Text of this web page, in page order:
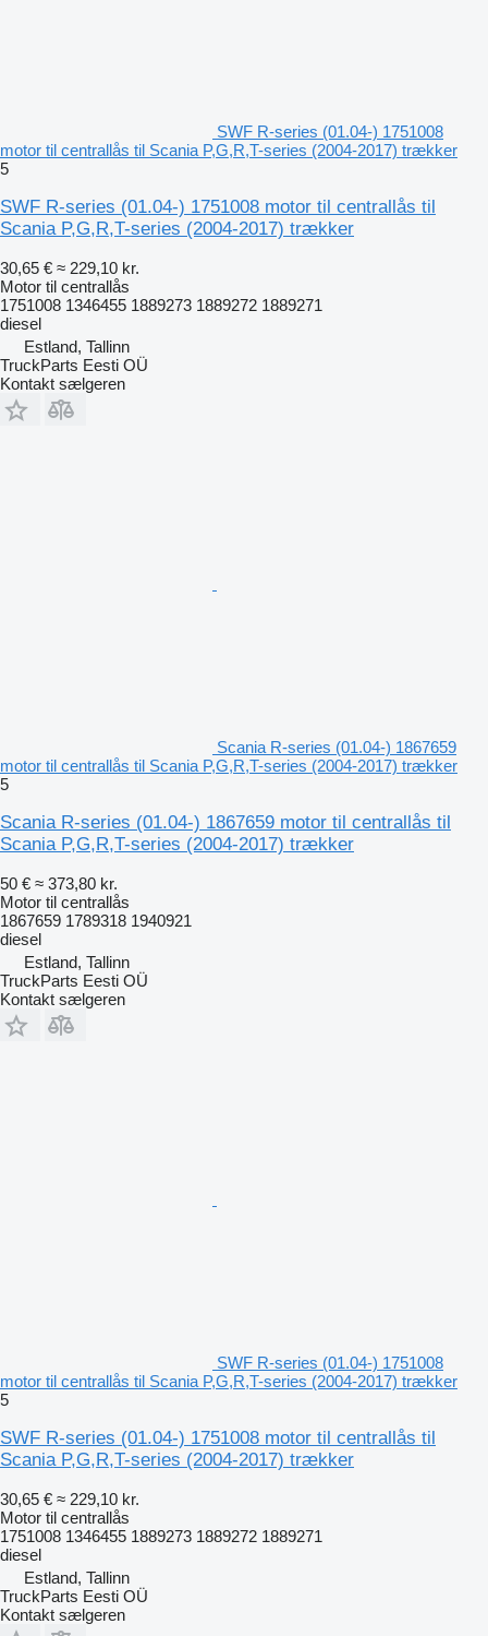
SWF R-series (01.04-) 1751008
motor til centrallås til Scania P,G,R,T-series (2004-2017) trækker
5
SWF R-series (01.04-) 1751008 motor til centrallås til
Scania P,G,R,T-series (2004-2017) trækker
30,65 € ≈ 229,10 kr.
Motor til centrallås
1751008 1346455 1889273 1889272 1889271
diesel
Estland, Tallinn
TruckParts Eesti OÜ
Kontakt sælgeren
Scania R-series (01.04-) 1867659
motor til centrallås til Scania P,G,R,T-series (2004-2017) trækker
5
Scania R-series (01.04-) 1867659 motor til centrallås til
Scania P,G,R,T-series (2004-2017) trækker
50 € ≈ 373,80 kr.
Motor til centrallås
1867659 1789318 1940921
diesel
Estland, Tallinn
TruckParts Eesti OÜ
Kontakt sælgeren
SWF R-series (01.04-) 1751008
motor til centrallås til Scania P,G,R,T-series (2004-2017) trækker
5
SWF R-series (01.04-) 1751008 motor til centrallås til
Scania P,G,R,T-series (2004-2017) trækker
30,65 € ≈ 229,10 kr.
Motor til centrallås
1751008 1346455 1889273 1889272 1889271
diesel
Estland, Tallinn
TruckParts Eesti OÜ
Kontakt sælgeren